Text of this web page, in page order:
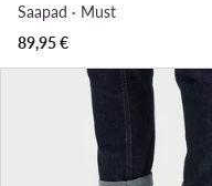
Saapad · Must
89,95€